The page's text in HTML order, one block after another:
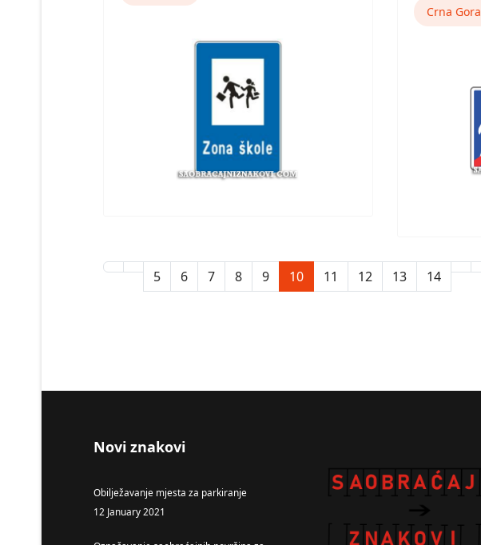
Crna Gora
5 6 7 8 9 10 11 12 13 14
Novi znakovi
Obilježavanje mjesta za parkiranje
12 January 2021